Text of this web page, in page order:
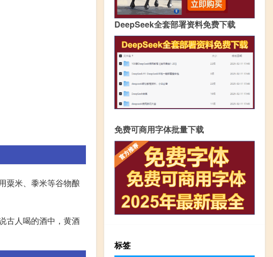
粟米、黍米等谷物酿
古人喝的酒中，黄酒
DeepSeek全套部署资料免费下载
免费可商用字体批量下载
标签